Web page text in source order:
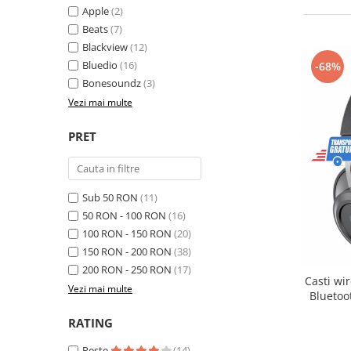
Telefoane mobile RugOne
Telefoane mobile Doogee
Telefoane mobile Oukitel
Telefoane mobile Ulefone
Telefoane mobile Unihertz
Telefoane mobile Cubot
Telefoane mobile Blackview
Telefoane mobile Fossibot
Telefoane mobile Lagenio
Telefoane mobile Samsung
Telefoane mobile iSEN
Telefoane mobile F150
Telefoane mobile HUAWEI
Telefoane mobile iHunt
Apple(2)
Beats(7)
Blackview(12)
Bluedio (16)
Bonesoundz(3)
Vezi mai multe
PRET
Sub 50 RON (11)
50 RON - 100 RON (16)
100 RON - 150 RON (20)
150 RON - 200 RON (38)
200 RON - 250 RON (17)
Vezi mai multe
RATING
-68%
Casti